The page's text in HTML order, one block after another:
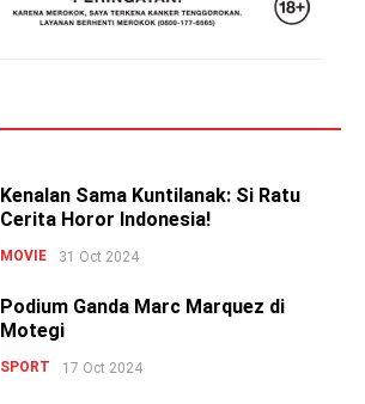
Kenalan Sama Kuntilanak: Si Ratu
Cerita Horor Indonesia!
MOVIE 31 Oct 2024
Podium Ganda Marc Marquez di
Motegi
SPORT 17 Oct 2024